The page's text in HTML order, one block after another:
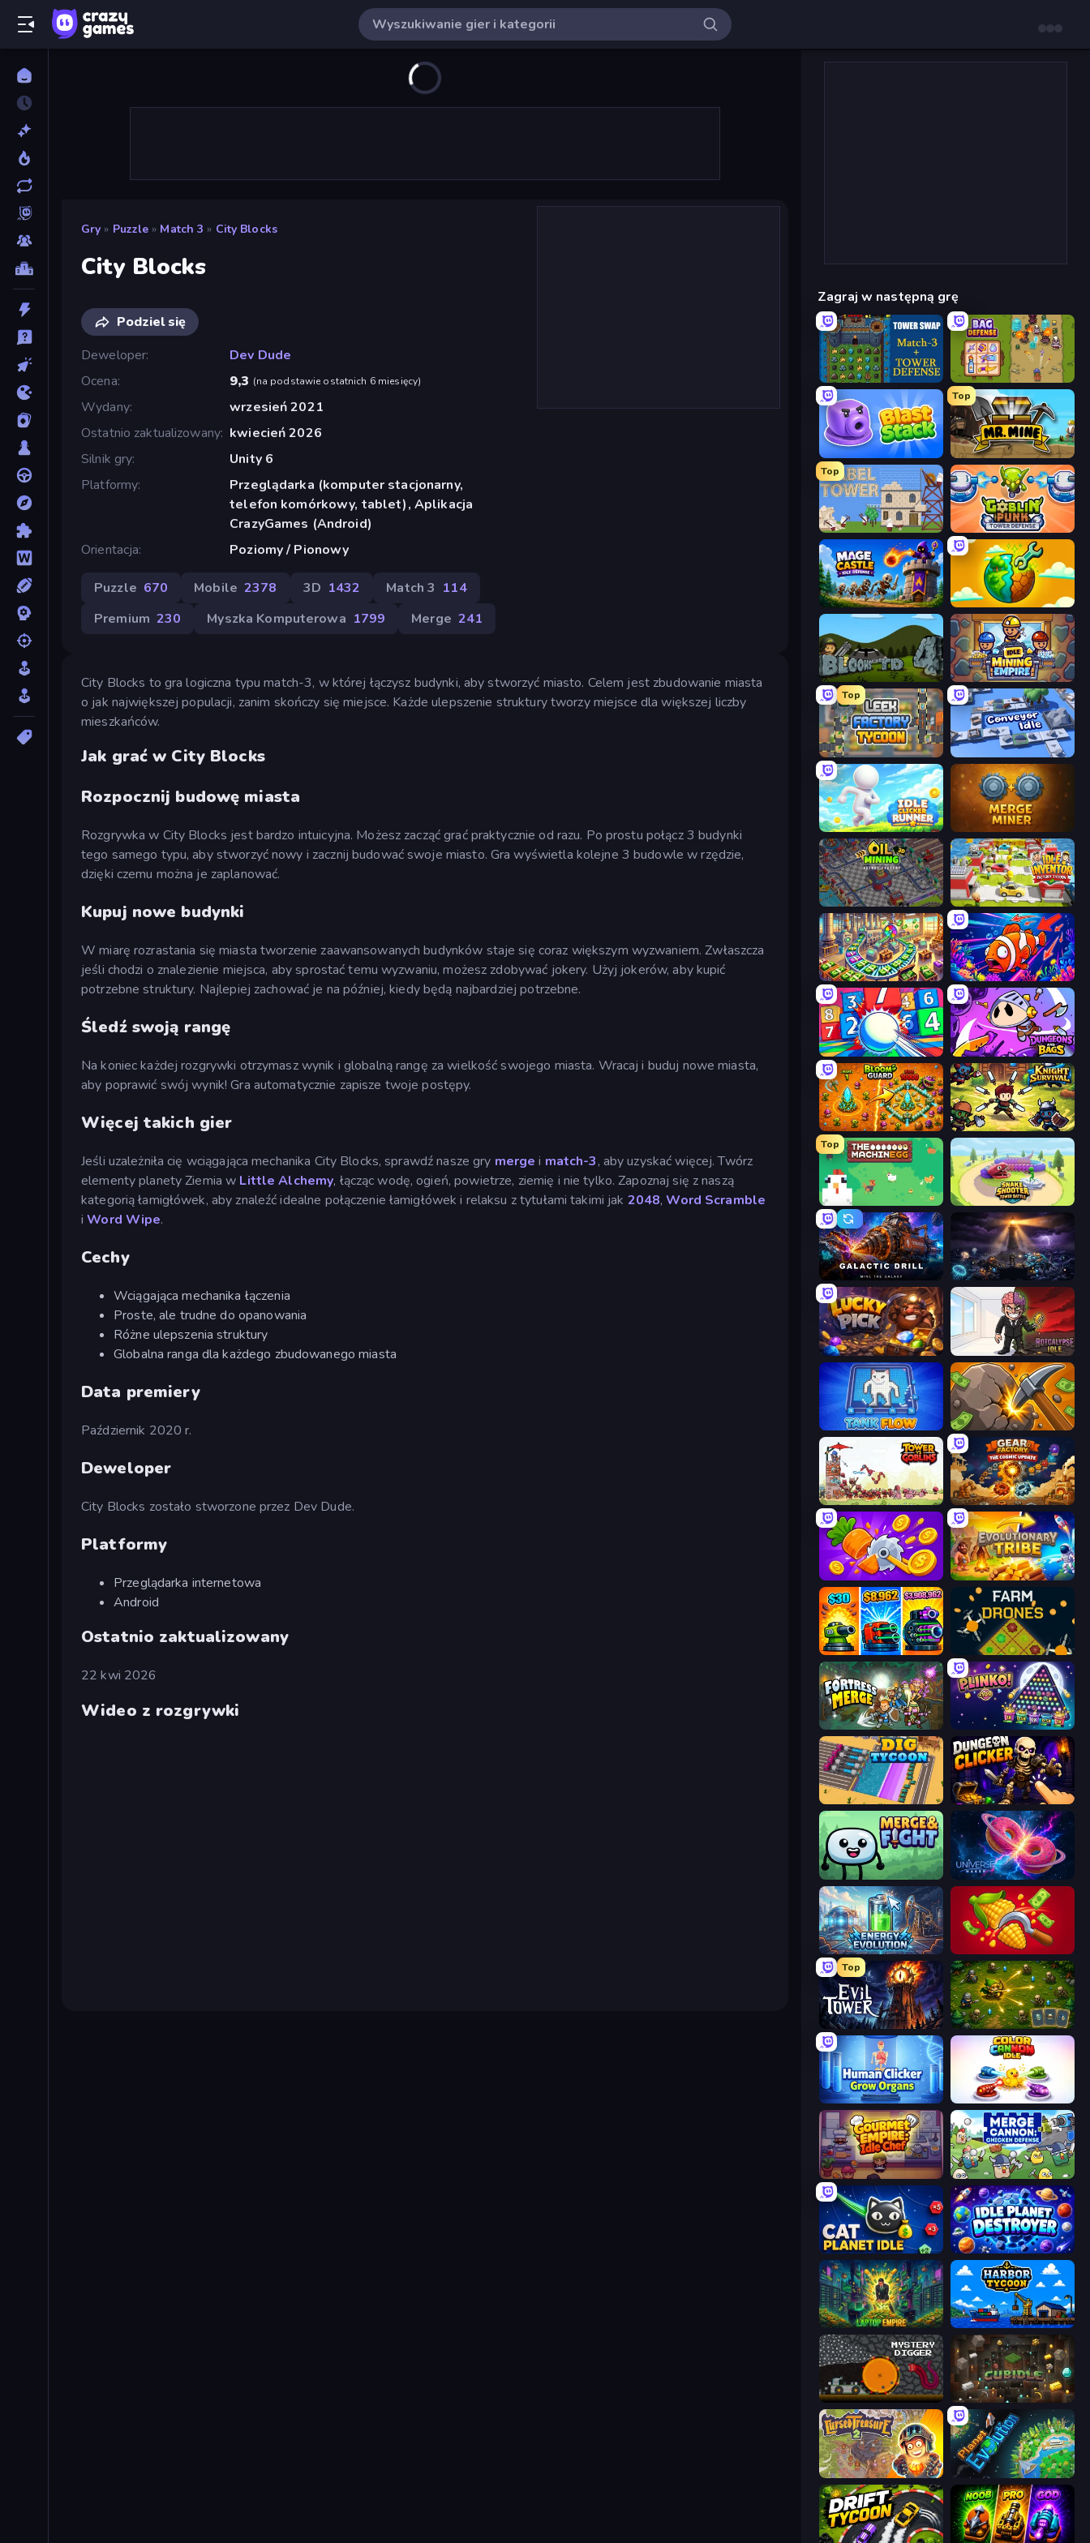
Gry » Puzzle » Match 3 » City Blocks
City Blocks
Podziel się
Deweloper
Dev Dude
Ocena
9,3 (na podstawie ostatnich 6 miesięcy)
Wydany
wrzesień 2021
Ostatnio zaktualizowany kwiecień 2026
Silnik gry
Unity 6
Platformy
Przeglądarka (komputer stacjonarny,
telefon komórkowy, tablet), Aplikacja
CrazyGames (Android)
Orientacja
Poziomy / Pionowy
Puzzle 670 Mobile 2378 3D 1432 Match 3 114
Premium 230 Myszka Komputerowa 1799 Merge 241
City Blocks to gra logiczna typu match-3, w której łączysz budynki, aby stworzyć miasto. Celem jest zbudowanie miasta
o jak największej populacji, zanim skończy się miejsce. Każde ulepszenie struktury tworzy miejsce dla większej liczby
mieszkańców.
Jak grać w City Blocks
Rozpocznij budowę miasta
Rozgrywka w City Blocks jest bardzo intuicyjna. Możesz zacząć grać praktycznie od razu. Po prostu połącz 3 budynki
tego samego typu, aby stworzyć nowy i zacznij budować swoje miasto. Gra wyświetla kolejne 3 budowle w rzędzie,
dzięki czemu można je zaplanować.
Kupuj nowe budynki
W miarę rozrastania się miasta tworzenie zaawansowanych budynków staje się coraz większym wyzwaniem. Zwłaszcza
jeśli chodzi o znalezienie miejsca, aby sprostać temu wyzwaniu, możesz zdobywać jokery. Użyj jokerów, aby kupić
potrzebne struktury. Najlepiej zachować je na później, kiedy będą najbardziej potrzebne.
Śledź swoją rangę
Na koniec każdej rozgrywki otrzymasz wynik i globalną rangę za wielkość swojego miasta. Wracaj i buduj nowe miasta,
aby poprawić swój wynik! Gra automatycznie zapisze twoje postępy.
Więcej takich gier
Jeśli uzależniła cię wciągająca mechanika City Blocks, sprawdź nasze gry mergei match-3, aby uzyskać więcej. Twórz
elementy planety Ziemia w Little Alchemy, łącząc wodę, ogień, powietrze, ziemię i nie tylko. Zapoznaj się z naszą
kategorią łamigłówek, aby znaleźć idealne połączenie łamigłówek i relaksu z tytułami takimi jak 2048,Word Scramble
iWord Wipe.
Cechy
Wciągająca mechanika łączenia
Proste, ale trudne do opanowania
Różne ulepszenia struktury
Globalna ranga dla każdego zbudowanego miasta
Data premiery
Październik 2020 r.
Deweloper
City Blocks zostało stworzone przez Dev Dude.
Platformy
Przeglądarka internetowa
Android
Ostatnio zaktualizowany
22 kwi 2026
Wideo z rozgrywki
Zagraj w następną grę
Tower Swap Bag Defense
Blast Stack
Top
Mr. Mine
Top
Babel Tower Goblin Punk Tower Defense
Mage Castle Idle Defense Land Explorers: Merge & Build
Bloons Tower Defense 4 Idle Mining Empire
Top
Leek Factory Tycoon Conveyor Idle
Idle Clicker Runner Merge Miner
Oil Mining 3D: Petrol Factory Idle Inventor
Money Factory: Tycoon Idle Game Fish Catch Idle
Entropy Dungeons and Bags
BloomGuard Knight Survival
Top
The MachinEGG Snake Shooter: Tower Battle
Galactic Drill The Last Lighthouse
Lucky Pick Rotcalypse: Idle Incremental
TankFlow.io Mine Clicker
Tower vs Goblins Gear Factory
Farm Ring Idle Evolutionary Tribe
Pumpkin Defense: Merge Cannon Farm Drones
Fortress Merge PLINKO!
Dig Tycoon Dungeon Clicker
Merge & Fight Universe Maker
Energy Evolution Farm-51: Secret Harvest
Top
Evil Tower Tiny Ranger
Human Clicker: Grow Organs Color Cannon Idle
Gourmet Empire: Idle Chef Merge Cannon: Chicken Defense
Cat Planet Idle Idle Planet Destroyer
Laptop Empire Harbor Tycoon
Mystery Digger Cubidle
Cursed Treasure 2 Planet Evolution: Idle Clicker